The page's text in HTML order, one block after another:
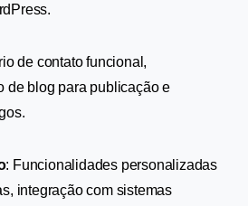
de contato funcional,
de blog para publicação e
: Funcionalidades personalizadas
integração com sistemas